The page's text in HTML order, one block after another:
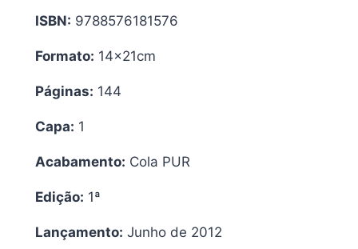
ISBN: 9788576181576
Formato: 14x21cm
Páginas: 144
Capa: 1
Acabamento: Cola PUR
Edição: 1ª
Lançamento: Junho de 2012